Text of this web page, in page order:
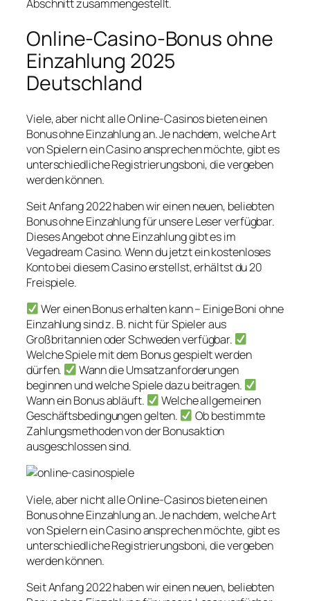
Abschnitt zusammengestellt.
Online-Casino-Bonus ohne
Einzahlung 2025
Deutschland
Viele, aber nicht alle Online-Casinos bieten einen
Bonus ohne Einzahlung an. Je nachdem, welche Art
von Spielern ein Casino ansprechen möchte, gibt es
unterschiedliche Registrierungsboni, die vergeben
werden können.
Seit Anfang 2022 haben wir einen neuen, beliebten
Bonus ohne Einzahlung für unsere Leser verfügbar.
Dieses Angebot ohne Einzahlung gibt es im
Vegadream Casino. Wenn du jetzt ein kostenloses
Konto bei diesem Casino erstellst, erhältst du 20
Freispiele.
Wer einen Bonus erhalten kann – Einige Boni ohne
Einzahlung sind z. B. nicht für Spieler aus
Großbritannien oder Schweden verfügbar.
Welche Spiele mit dem Bonus gespielt werden
dürfen.
Wann die Umsatzanforderungen
beginnen und welche Spiele dazu beitragen.
Wann ein Bonus abläuft.
Welche allgemeinen
Geschäftsbedingungen gelten.
Ob bestimmte
Zahlungsmethoden von der Bonusaktion
ausgeschlossen sind.
Viele, aber nicht alle Online-Casinos bieten einen
Bonus ohne Einzahlung an. Je nachdem, welche Art
von Spielern ein Casino ansprechen möchte, gibt es
unterschiedliche Registrierungsboni, die vergeben
werden können.
Seit Anfang 2022 haben wir einen neuen, beliebten